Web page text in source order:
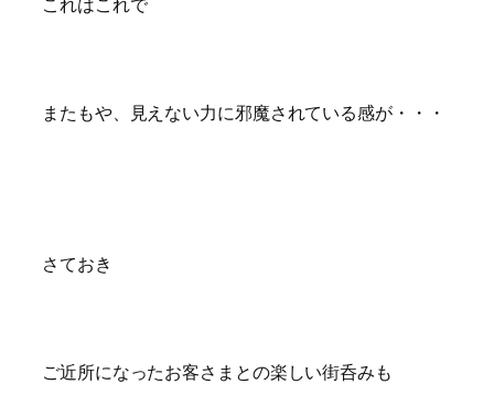
またもや、見えない力に邪魔されている感が・・・
さておき
ご近所になったお客さまとの楽しい街呑みも